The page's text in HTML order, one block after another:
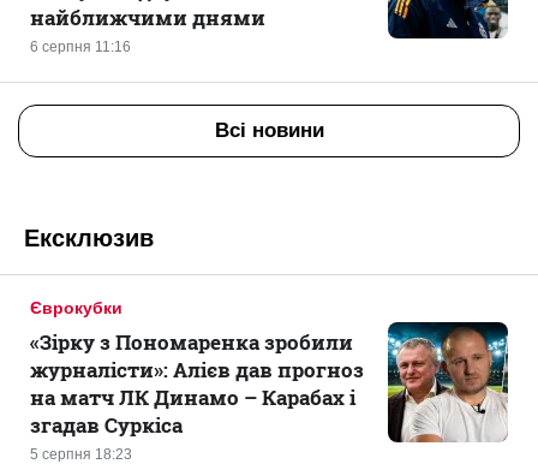
6 серпня 11:16
найближчими днями
Всі новини
Ексклюзив
Єврокубки
5 серпня 18:23
«Зірку з Пономаренка зробили
журналісти»: Алієв дав прогноз
на матч ЛК Динамо – Карабах і
згадав Суркіса